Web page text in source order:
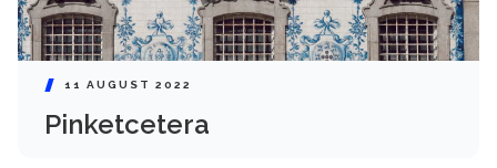
11 AUGUST 2022
Pinketcetera